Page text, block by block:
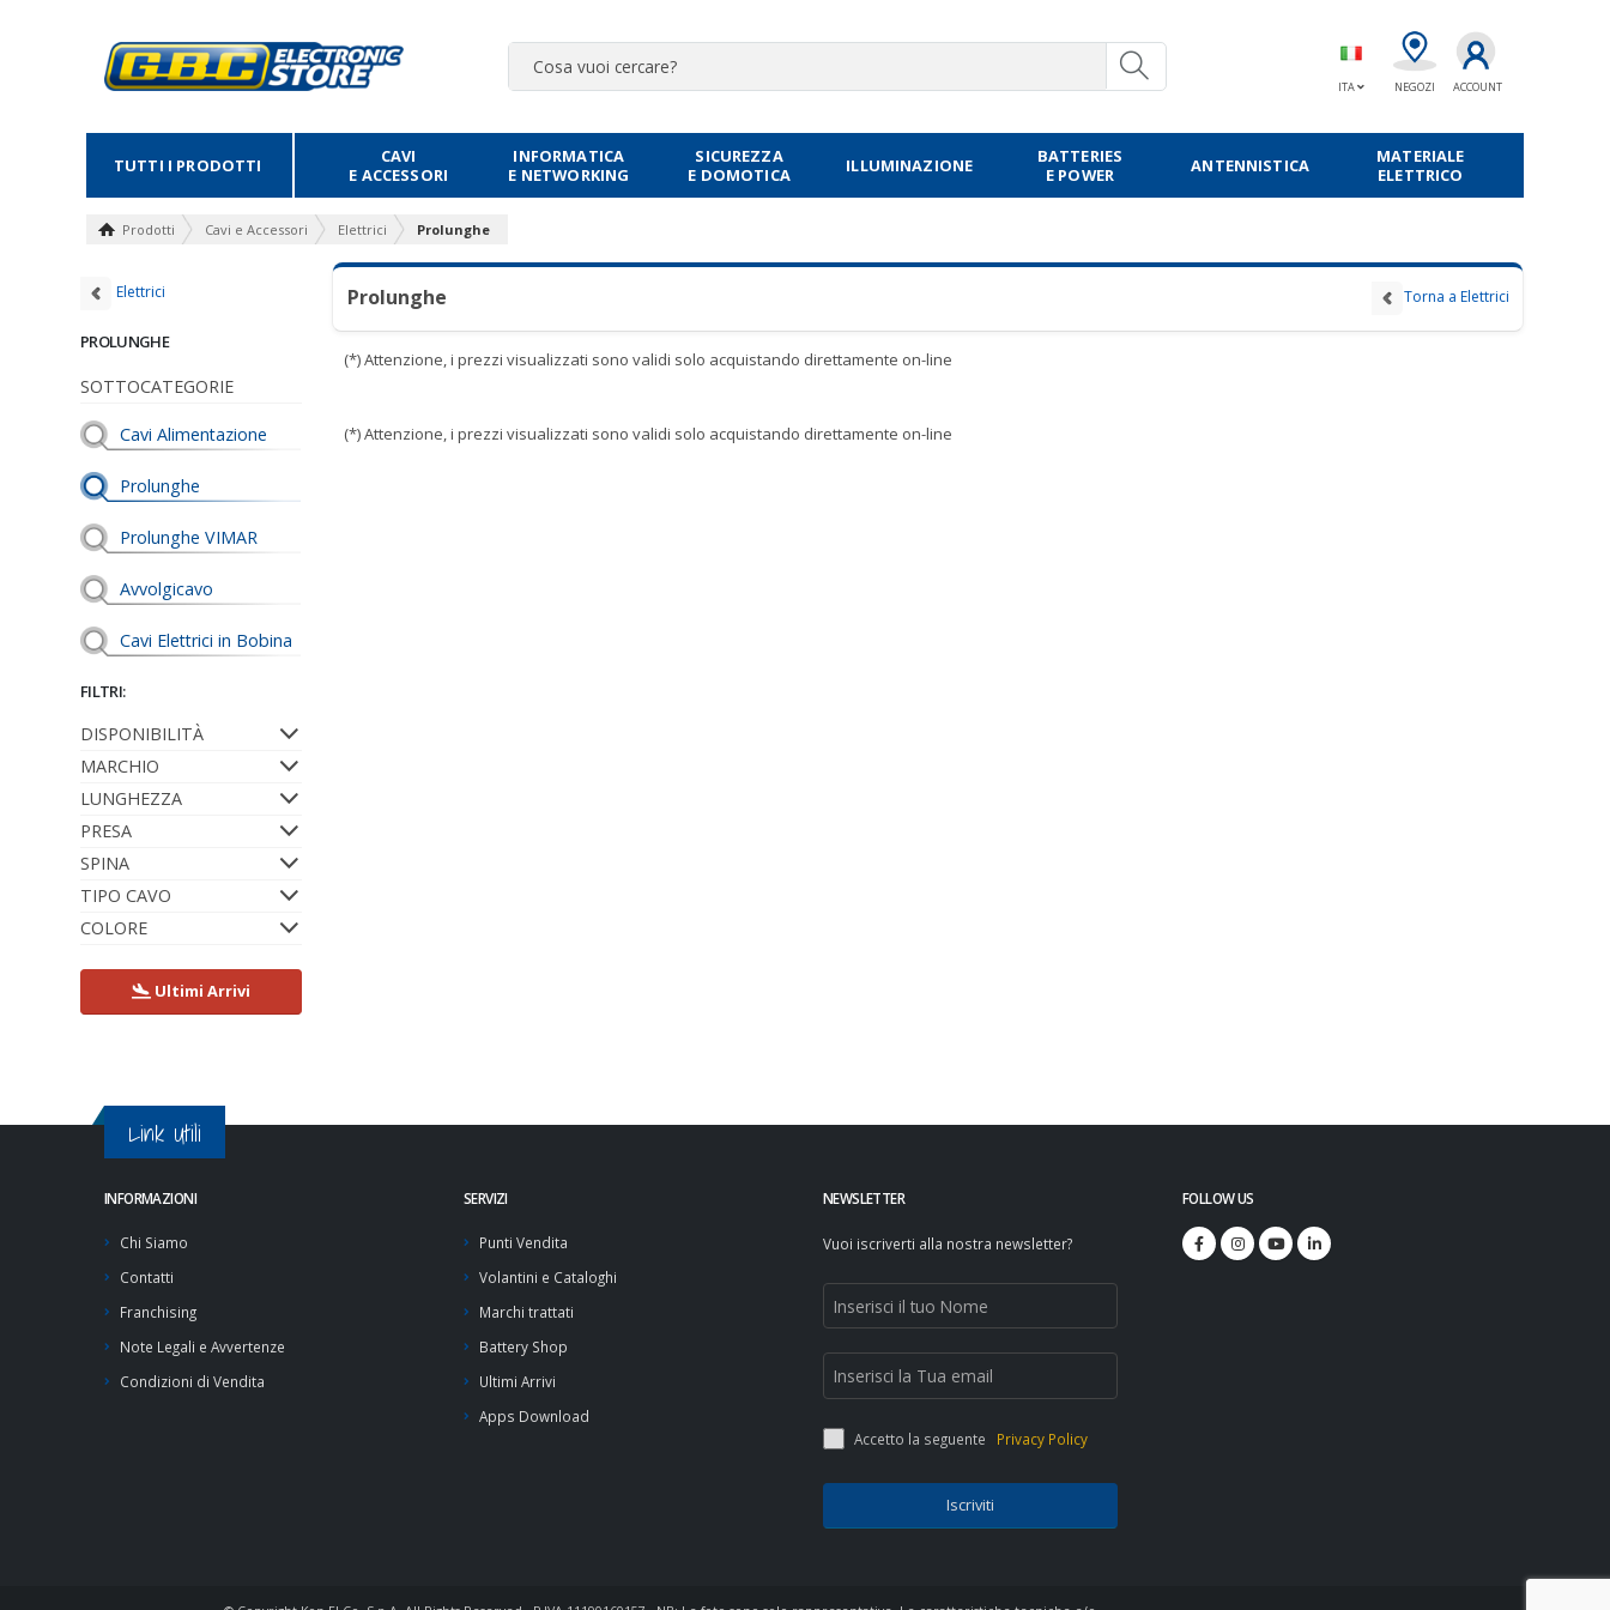
ITA NEGOZI ACCOUNT
TUTTI I PRODOTTI
CAVI
E ACCESSORI
INFORMATICA
E NETWORKING
SICUREZZA
E DOMOTICA
ILLUMINAZIONE
BATTERIES
E POWER
ANTENNISTICA
MATERIALE
ELETTRICO
Prodotti Cavi e Accessori Elettrici Prolunghe
Elettrici
PROLUNGHE
SOTTOCATEGORIE
Cavi Alimentazione
Prolunghe
Prolunghe VIMAR
Avvolgicavo
Cavi Elettrici in Bobina
FILTRI:
DISPONIBILITÀ
MARCHIO
LUNGHEZZA
PRESA
SPINA
TIPO CAVO
COLORE
Ultimi Arrivi
Prolunghe Torna a Elettrici
(*) Attenzione, i prezzi visualizzati sono validi solo acquistando direttamente on-line
(*) Attenzione, i prezzi visualizzati sono validi solo acquistando direttamente on-line
Link Utili
INFORMAZIONI
Chi Siamo
Contatti
Franchising
Note Legali e Avvertenze
Condizioni di Vendita
SERVIZI
Punti Vendita
Volantini e Cataloghi
Marchi trattati
Battery Shop
Ultimi Arrivi
Apps Download
NEWSLETTER
Vuoi iscriverti alla nostra newsletter?
Accetto la seguente Privacy Policy
Iscriviti
FOLLOW US